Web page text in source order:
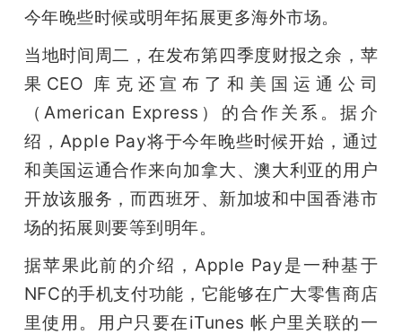
中
心
GAIR
题
今年晚些时候或明年拓展更多海外市场。
当地时间周二，在发布第四季度财报之余，苹
果CEO 库克还宣布了和美国运通公司
（American Express）的合作关系。据介
绍，Apple Pay将于今年晚些时候开始，通过
和美国运通合作来向加拿大、澳大利亚的用户
开放该服务，而西班牙、新加坡和中国香港市
场的拓展则要等到明年。
据苹果此前的介绍，Apple Pay是一种基于
NFC的手机支付功能，它能够在广大零售商店
里使用。用户只要在iTunes 帐户里关联的一